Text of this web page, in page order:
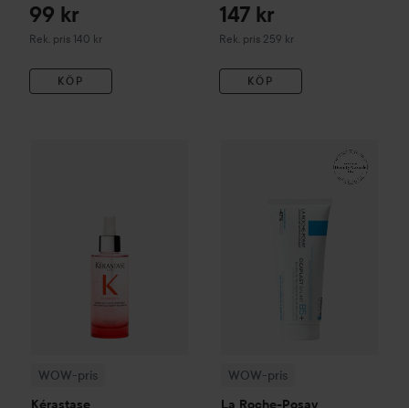
99 kr
Rek. pris 140 kr
Rekommenderat pris 140 kr
KÖP
147 kr
Rek. pris 259 kr
Rekommenderat pris 259 kr
KÖP
WOW-pris
Kérastase
Serum Anti-Chute Fortifiant
WOW-pris
La Roche-Posay
La Roche-Posay